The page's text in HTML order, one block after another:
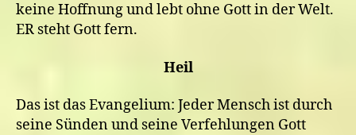
keine Hoffnung und lebt ohne Gott in der Welt.
ER steht Gott fern.
Heil
Das ist das Evangelium: Jeder Mensch ist durch
seine Sünden und seine Verfehlungen Gott